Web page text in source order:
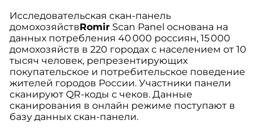
Исследовательская скан-панель
домохозяйствRomir Scan Panel основана на
данных потребления 40 000 россиян, 15 000
домохозяйств в 220 городах с населением от 10
тысяч человек, репрезентирующих
покупательское и потребительское поведение
жителей городов России. Участники панели
сканируют QR-коды с чеков. Данные
сканирования в онлайн режиме поступают в
базу данных скан-панели.